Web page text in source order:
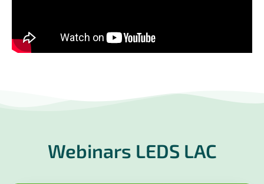
Webinars LEDS LAC